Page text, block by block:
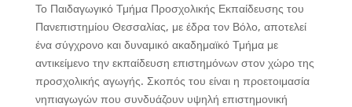
Το Παιδαγωγικό Τμήμα Προσχολικής Εκπαίδευσης του
Πανεπιστημίου Θεσσαλίας, με έδρα τον Βόλο, αποτελεί
ένα σύγχρονο και δυναμικό ακαδημαϊκό Τμήμα με
αντικείμενο την εκπαίδευση επιστημόνων στον χώρο της
προσχολικής αγωγής. Σκοπός του είναι η προετοιμασία
νηπιαγωγών που συνδυάζουν υψηλή επιστημονική